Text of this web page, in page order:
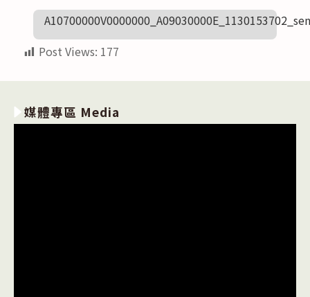
Post Views: 177
媒體專區 Media